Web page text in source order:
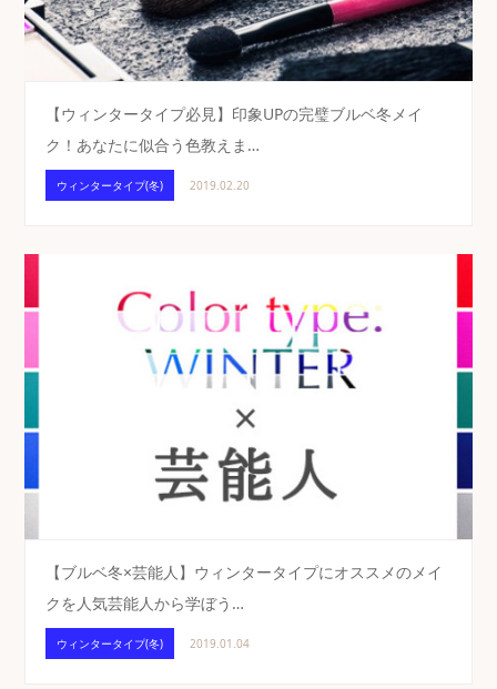
【ウィンタータイプ必見】印象UPの完璧ブルベ冬メイ
ク！あなたに似合う色教えま…
ウィンタータイプ(冬) 2019.02.20
【ブルベ冬×芸能人】ウィンタータイプにオススメのメイ
クを人気芸能人から学ぼう…
ウィンタータイプ(冬) 2019.01.04